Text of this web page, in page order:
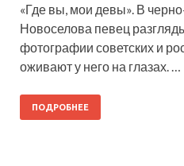
«Где вы, мои девы». В
Новоселова певец
фотографии советских и
оживают у него на глазах. …
ПОДРОБНЕЕ